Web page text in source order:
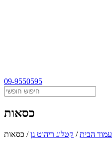
09-9550595
כסאות
עמוד הבית/ קטלוג ריהוט גן/ כסאות